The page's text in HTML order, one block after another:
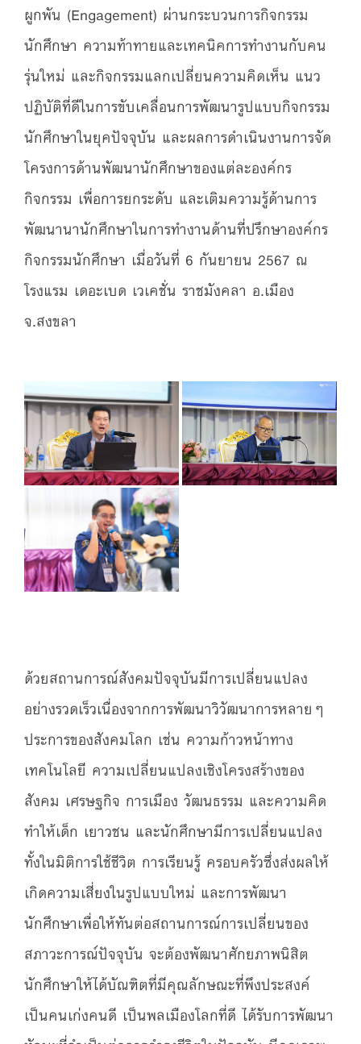
ผูกพัน (Engagement) ผ่านกระบวนการกิจกรรม
นักศึกษา ความท้าทายและเทคนิคการทำงานกับคน
รุ่นใหม่ และกิจกรรมแลกเปลี่ยนความคิดเห็น แนว
ปฏิบัติที่ดีในการขับเคลื่อนการพัฒนารูปแบบกิจกรรม
นักศึกษาในยุคปัจจุบัน และผลการดำเนินงานการจัด
โครงการด้านพัฒนานักศึกษาของแต่ละองค์กร
กิจกรรม เพื่อการยกระดับ และเติมความรู้ด้านการ
พัฒนานานักศึกษาในการทำงานด้านที่ปรึกษาองค์กร
กิจกรรมนักศึกษา เมื่อวันที่ 6 กันยายน 2567 ณ
โรงแรม เดอะเบด เวเคชั่น ราชมังคลา อ.เมือง
จ.สงขลา
ด้วยสถานการณ์สังคมปัจจุบันมีการเปลี่ยนแปลง
อย่างรวดเร็วเนื่องจากการพัฒนาวิวัฒนาการหลายๆ
ประการของสังคมโลก เช่น ความก้าวหน้าทาง
เทคโนโลยี ความเปลี่ยนแปลงเชิงโครงสร้างของ
สังคม เศรษฐกิจ การเมือง วัฒนธรรม และความคิด
ทำให้เด็ก เยาวชน และนักศึกษามีการเปลี่ยนแปลง
ทั้งในมิติการใช้ชีวิต การเรียนรู้ ครอบครัวซึ่งส่งผลให้
เกิดความเสี่ยงในรูปแบบใหม่ และการพัฒนา
นักศึกษาเพื่อให้ทันต่อสถานการณ์การเปลี่ยนของ
สภาวะการณ์ปัจจุบัน จะต้องพัฒนาศักยภาพนิสิต
นักศึกษาให้ได้บัณฑิตที่มีคุณลักษณะที่พึงประสงค์
เป็นคนเก่งคนดี เป็นพลเมืองโลกที่ดี ได้รับการพัฒนา